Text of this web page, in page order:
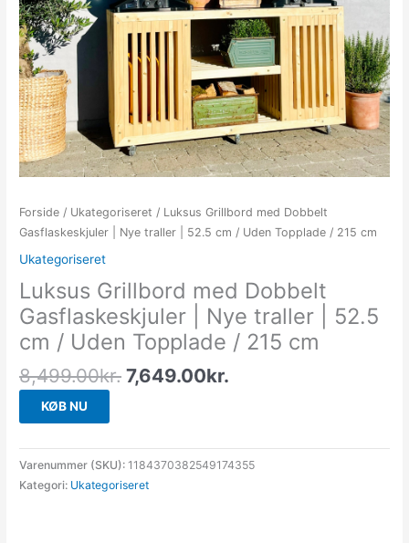
Forside / Ukategoriseret / Luksus Grillbord med Dobbelt
Gasflaskeskjuler | Nye traller | 52.5 cm / Uden Topplade / 215 cm
Ukategoriseret
Luksus Grillbord med Dobbelt
Gasflaskeskjuler | Nye traller | 52.5
cm / Uden Topplade / 215 cm
8,499.00kr. 7,649.00kr.
KØB NU
Varenummer (SKU): 1184370382549174355
Kategori: Ukategoriseret